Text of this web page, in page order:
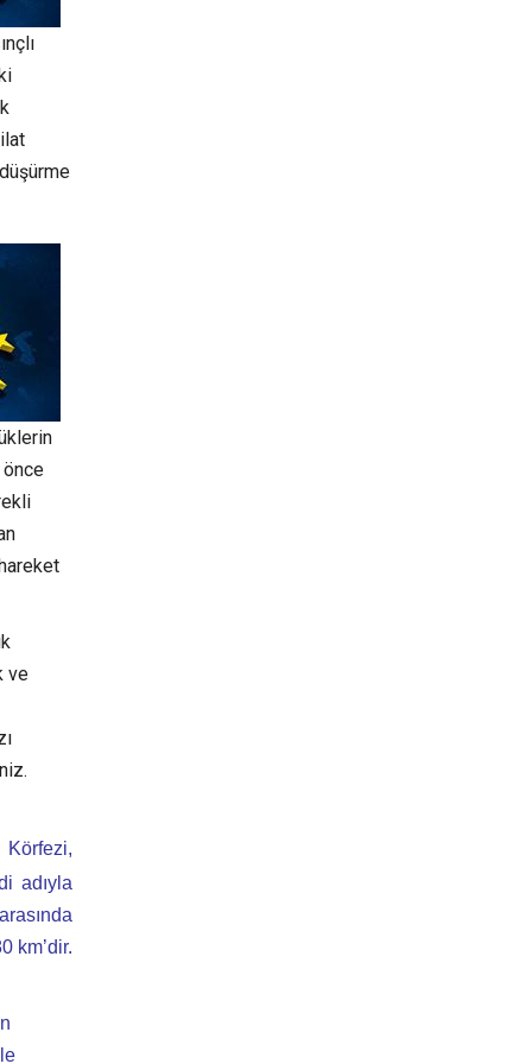
önce
ve
Körfezi,
adıyla
km’dir.